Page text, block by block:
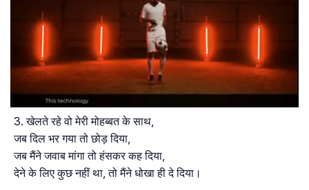
खेलते रहे वो मेरी मोहब्बत के साथ,
जब दिल भर गया तो छोड़ दिया,
जब मैंने जवाब मांगा तो हंसकर कह दिया,
देने के लिए कुछ नहीं था, तो मैंने धोखा ही दे दिया।